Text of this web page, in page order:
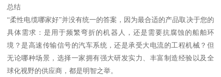
总结
“柔性电缆哪家好”并没有统一的答案，因为最合适的产品取决于您的
具体需求：是用于频繁弯折的机器人，还是需要抗腐蚀的船舶环
境？是高速传输信号的汽车系统，还是承受大电流的工程机械？但
无论哪种场景，选择一家拥有强大研发实力、丰富制造经验以及全
球化视野的供应商，都是明智之举。